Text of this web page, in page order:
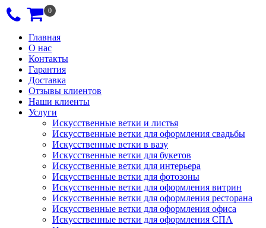
0
Главная
О нас
Контакты
Гарантия
Доставка
Отзывы клиентов
Наши клиенты
Услуги
Искусственные ветки и листья
Искусственные ветки для оформления свадьбы
Искусственные ветки в вазу
Искусственные ветки для букетов
Искусственные ветки для интерьера
Искусственные ветки для фотозоны
Искусственные ветки для оформления витрин
Искусственные ветки для оформления ресторана
Искусственные ветки для оформления офиса
Искусственные ветки для оформления СПА